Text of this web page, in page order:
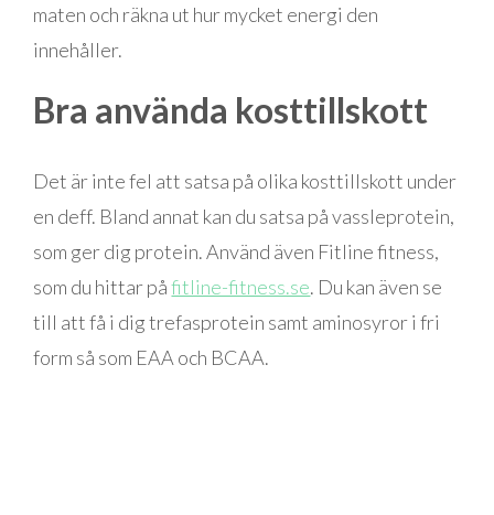
maten och räkna ut hur mycket energi den
innehåller.
Bra använda kosttillskott
Det är inte fel att satsa på olika kosttillskott under
en deff. Bland annat kan du satsa på vassleprotein,
som ger dig protein. Använd även Fitline fitness,
som du hittar påfitline-fitness.se. Du kan även se
till att få i dig trefasprotein samt aminosyror i fri
form så som EAA och BCAA.